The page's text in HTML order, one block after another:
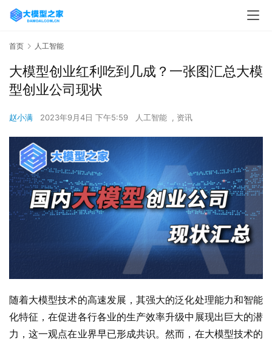
首页 人工智能
大模型创业红利吃到几成？一张图汇总大模
型创业公司现状
赵小满 2023年9月4日 下午5:59 人工智能 , 资讯
随着大模型技术的高速发展，其强大的泛化处理能力和智能
化特征，在促进各行各业的生产效率升级中展现出巨大的潜
力，这一观点在业界早已形成共识。然而，在大模型技术的